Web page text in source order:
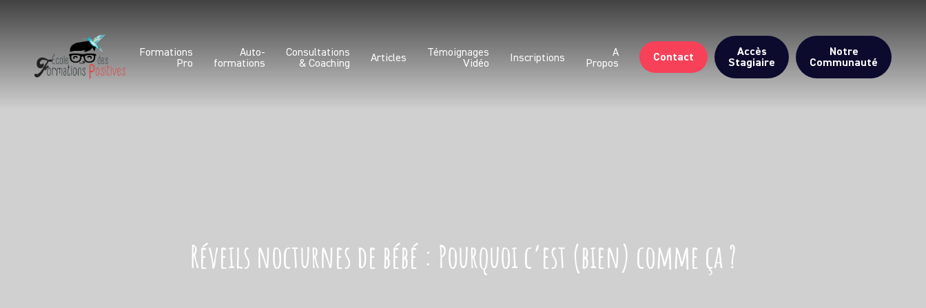
Formations
Pro
Auto-
formations
Consultations
& Coaching
Articles
Témoignages
Vidéo
Inscriptions
A
Propos
Contact Accès
Stagiaire
Notre
Communauté
Réveils nocturnes de bébé : Pourquoi c’est (bien) comme ça ?